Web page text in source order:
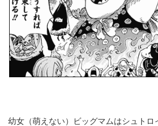
幼女（萌えない）ビッグマムはシュトロ